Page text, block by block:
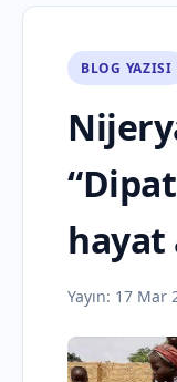
BLOG YAZISI
hayat
Yayın: 17 Mar